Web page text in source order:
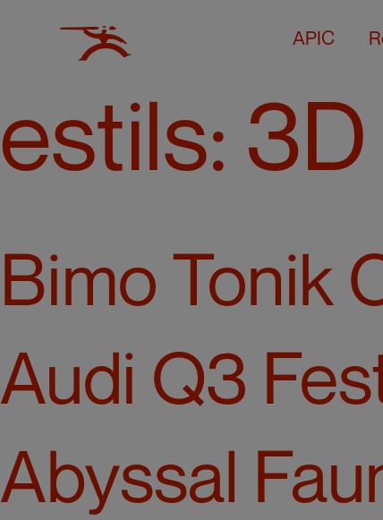
APIC
estils: 3D
Bimo Tonik
Audi Q3
Abyssal